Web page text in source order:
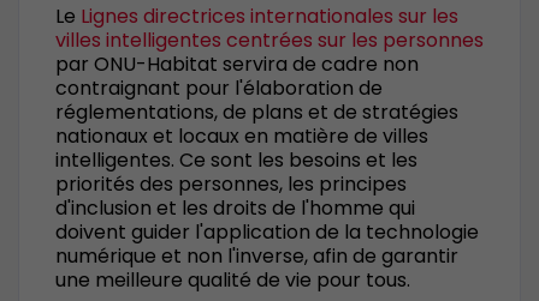
Le Lignes directrices internationales sur les
villes intelligentes centrées sur les personnes
par ONU-Habitat servira de cadre non
contraignant pour l'élaboration de
réglementations, de plans et de stratégies
nationaux et locaux en matière de villes
intelligentes. Ce sont les besoins et les
priorités des personnes, les principes
d'inclusion et les droits de l'homme qui
doivent guider l'application de la technologie
numérique et non l'inverse, afin de garantir
une meilleure qualité de vie pour tous.